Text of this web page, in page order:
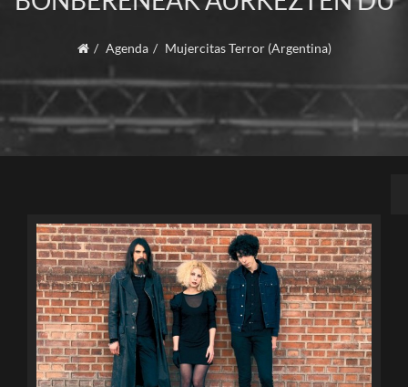
Agenda Mujercitas Terror (Argentina)